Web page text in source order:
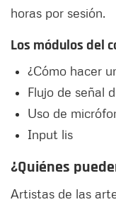
horas por sesión.
Los módulos del
¿Cómo hacer
Flujo de señal
Uso de
Input lis
¿Quiénes
Artistas de las